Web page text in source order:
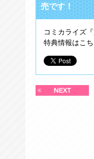
売です！
コミカライズ
特典情報はこ